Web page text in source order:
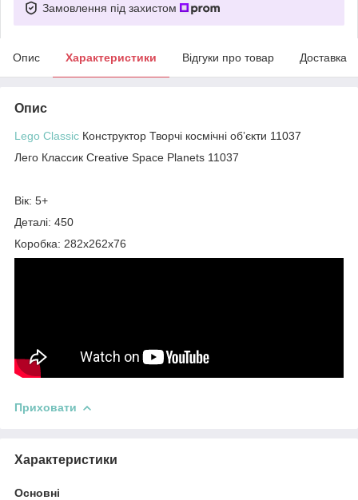
Замовлення під захистом
Опис Характеристики Відгуки про товар Доставка
Опис
Lego Classic Конструктор Творчі космічні обʼєкти 11037
Лего Классик Creative Space Planets 11037
Вік: 5+
Деталі: 450
Коробка: 282х262х76
Приховати
Характеристики
Основні